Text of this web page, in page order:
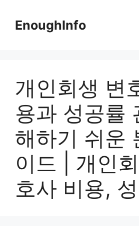
contentEnoughInfo
개인회생 변
용과 성공률
해하기 쉬운
이드 | 개인
호사 비용,